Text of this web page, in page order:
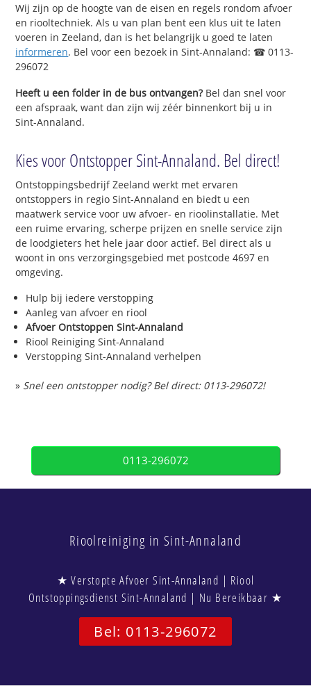
Wij zijn op de hoogte van de eisen en regels rondom afvoer
en riooltechniek. Als u van plan bent een klus uit te laten
voeren in Zeeland, dan is het belangrijk u goed te laten
informeren. Bel voor een bezoek in Sint-Annaland: ☎ 0113-
296072
Heeft u een folder in de bus ontvangen?Bel dan snel voor
een afspraak, want dan zijn wij zéér binnenkort bij u in
Sint-Annaland.
Kies voor Ontstopper Sint-Annaland. Bel direct!
Ontstoppingsbedrijf Zeeland werkt met ervaren
ontstoppers in regio Sint-Annaland en biedt u een
maatwerk service voor uw afvoer- en rioolinstallatie. Met
een ruime ervaring, scherpe prijzen en snelle service zijn
de loodgieters het hele jaar door actief. Bel direct als u
woont in ons verzorgingsgebied met postcode 4697 en
omgeving.
Hulp bij iedere verstopping
Aanleg van afvoer en riool
Afvoer Ontstoppen Sint-Annaland
Riool Reiniging Sint-Annaland
Verstopping Sint-Annaland verhelpen
» Snel een ontstopper nodig? Bel direct: 0113-296072!
0113-296072
Rioolreiniging in Sint-Annaland
★ Verstopte Afvoer Sint-Annaland | Riool
Ontstoppingsdienst Sint-Annaland | Nu Bereikbaar ★
Bel: 0113-296072